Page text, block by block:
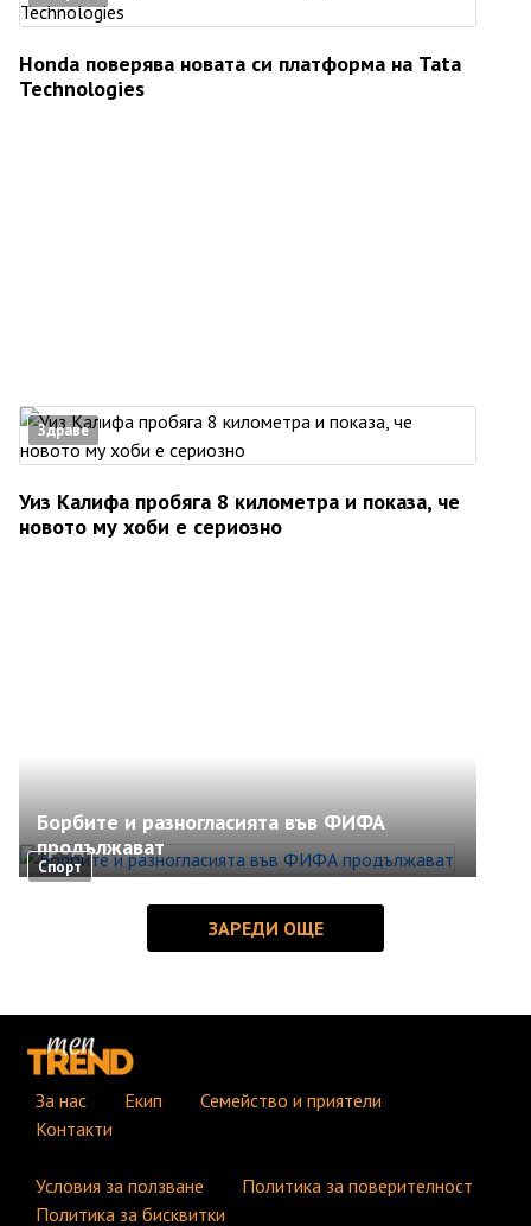
Honda поверява новата си платформа на Tata
Technologies
Здраве
Уиз Калифа пробяга 8 километра и показа, че
новото му хоби е сериозно
Спорт
Борбите и разногласията във ФИФА
продължават
За нас Екип
Семейство и приятели
Контакти
Условия за ползване
Политика за поверителност
Политика за бисквитки